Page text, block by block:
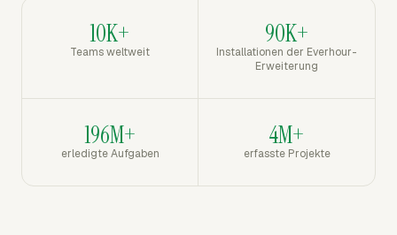
10K+
Teams weltweit
90K+
Installationen der Everhour-
Erweiterung
196M+
erledigte Aufgaben
4M+
erfasste Projekte